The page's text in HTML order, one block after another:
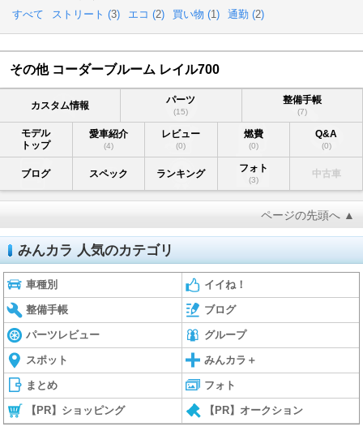
すべて ストリート (3) エコ (2) 買い物 (1) 通勤 (2)
その他 コーダーブルーム レイル700
カスタム情報 パーツ
(15)
整備手帳
(7)
モデル
トップ
愛車紹介
(4)
レビュー
(0)
燃費
(0)
Q&A
(0)
ブログ スペック ランキング フォト
(3)
中古車
ページの先頭へ ▲
みんカラ 人気のカテゴリ
車種別 イイね！
整備手帳 ブログ
パーツレビュー グループ
スポット みんカラ＋
まとめ フォト
【PR】ショッピング 【PR】オークション